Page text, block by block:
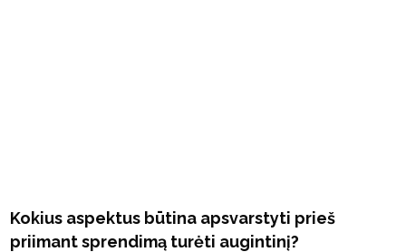
Kokius aspektus būtina apsvarstyti prieš
priimant sprendimą turėti augintinį?